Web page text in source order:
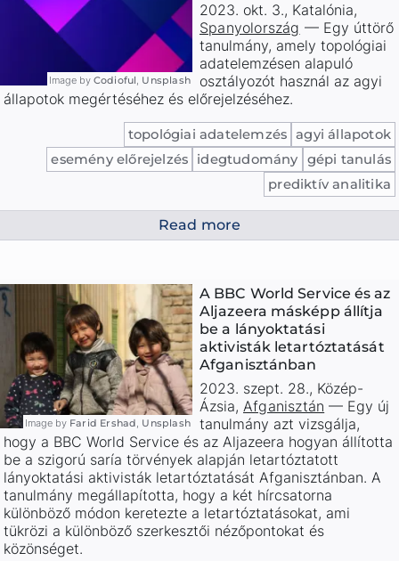
Image by Codioful, Unsplash
Read more
2023. okt. 3., Katalónia,
Spanyolország — Egy úttörő
tanulmány, amely topológiai
adatelemzésen alapuló
osztályozót használ az agyi
állapotok megértéséhez és előrejelzéséhez.
topológiai adatelemzés agyi állapotok
esemény előrejelzés
idegtudomány
gépi tanulás
prediktív analitika
Image by Farid Ershad, Unsplash
A BBC World Service és az
Aljazeera másképp állítja
be a lányoktatási
aktivisták letartóztatását
Afganisztánban
2023. szept. 28., Közép-
Ázsia, Afganisztán — Egy új
tanulmány azt vizsgálja,
hogy a BBC World Service és az Aljazeera hogyan állította
be a szigorú saría törvények alapján letartóztatott
lányoktatási aktivisták letartóztatását Afganisztánban. A
tanulmány megállapította, hogy a két hírcsatorna
különböző módon keretezte a letartóztatásokat, ami
tükrözi a különböző szerkesztői nézőpontokat és
közönséget.